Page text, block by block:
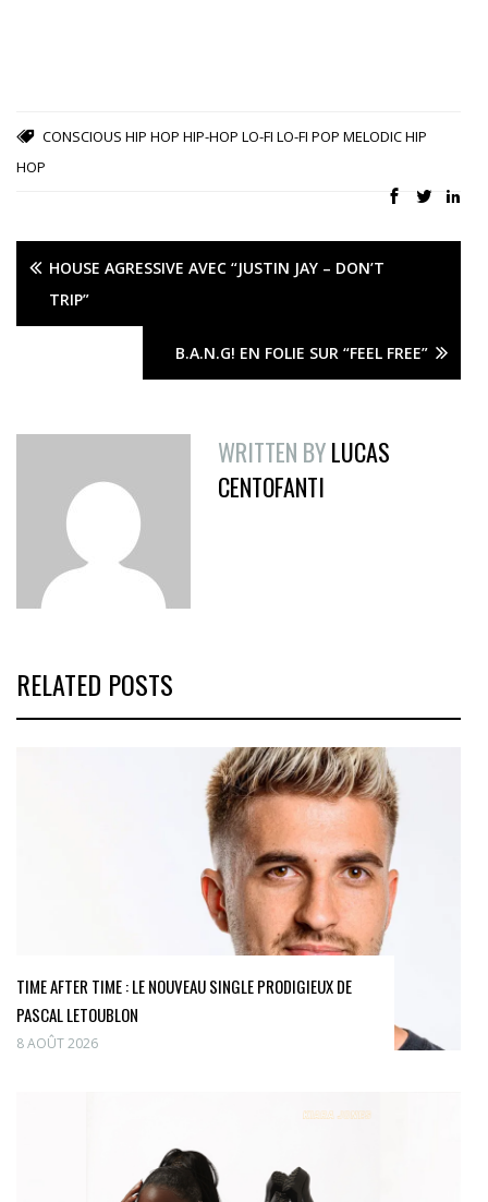
CONSCIOUS HIP HOP HIP-HOP LO-FI LO-FI POP MELODIC HIP
HOP
HOUSE AGRESSIVE AVEC “JUSTIN JAY – DON’T
TRIP”
B.A.N.G! EN FOLIE SUR “FEEL FREE”
WRITTEN BYLUCAS
CENTOFANTI
RELATED POSTS
TIME AFTER TIME : LE NOUVEAU SINGLE PRODIGIEUX DE
PASCAL LETOUBLON
8 AOÛT 2026